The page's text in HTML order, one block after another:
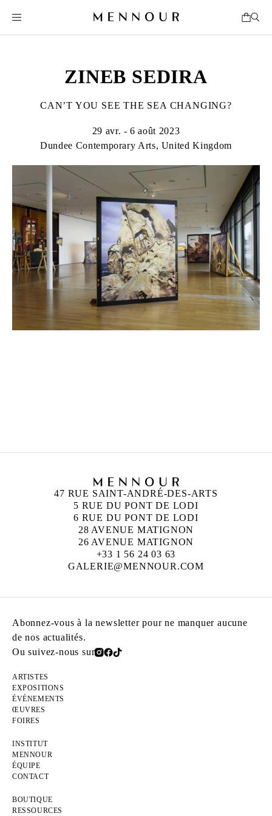
ZINEB SEDIRA
CAN’T YOU SEE THE SEA CHANGING?
29 avr. - 6 août 2023
Dundee Contemporary Arts, United Kingdom
47 RUE SAINT-ANDRÉ-DES-ARTS
5 RUE DU PONT DE LODI
6 RUE DU PONT DE LODI
28 AVENUE MATIGNON
26 AVENUE MATIGNON
+33 1 56 24 03 63
GALERIE@MENNOUR.COM
Abonnez-vous à la newsletter pour ne manquer aucune
de nos actualités.
Ou suivez-nous sur
ARTISTES
EXPOSITIONS
ÉVÉNEMENTS
ŒUVRES
FOIRES
INSTITUT
MENNOUR
ÉQUIPE
CONTACT
BOUTIQUE
RESSOURCES